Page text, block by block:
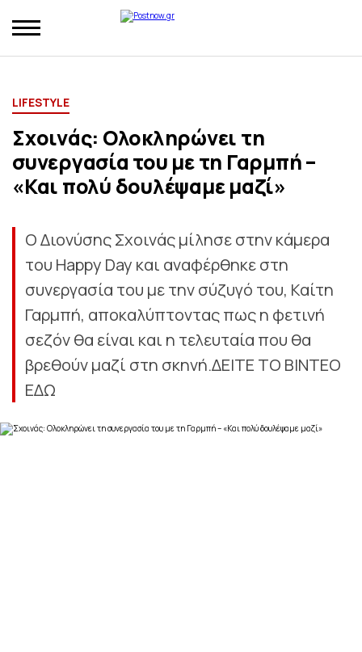
LIFESTYLE
Σχοινάς: Ολοκληρώνει τη
συνεργασία του με τη Γαρμπή –
«Και πολύ δουλέψαμε μαζί»
Ο Διονύσης Σχοινάς μίλησε στην κάμερα
του Happy Day και αναφέρθηκε στη
συνεργασία του με την σύζυγό του, Καίτη
Γαρμπή, αποκαλύπτοντας πως η φετινή
σεζόν θα είναι και η τελευταία που θα
βρεθούν μαζί στη σκηνή.ΔΕΙΤΕ ΤΟ ΒΙΝΤΕΟ
ΕΔΩ